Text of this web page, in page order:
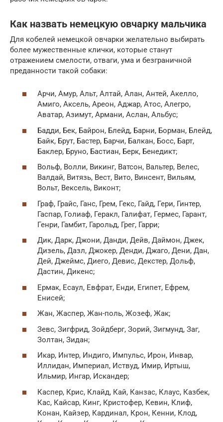
Как назвать немецкую овчарку мальчика
Для кобелей немецкой овчарки желательно выбирать
более мужественные клички, которые станут
отражением смелости, отваги, ума и безграничной
преданности такой собаки:
Арчи, Амур, Альт, Алтай, Алан, Антей, Акелло,
Амиго, Аксель, Ареон, Аджар, Атос, Алегро,
Аватар, Азимут, Армани, Аслан, Альбус;
Бадди, Бек, Байрон, Блейд, Барни, Борман, Блейд,
Байк, Брут, Бастер, Барчи, Балкан, Босс, Барт,
Баклер, Бруно, Бастиан, Берк, Бенедикт;
Вольф, Волли, Викинг, Ватсон, Вальтер, Велес,
Валдай, Витязь, Вест, Вито, Винсент, Вильям,
Вольт, Вексель, Виконт;
Граф, Грайс, Ганс, Грем, Гекс, Гайд, Гери, Гинтер,
Гаспар, Голиаф, Геракл, Галифат, Гермес, Гарант,
Генри, Гамбит, Гарольд, Грег, Гарри;
Дик, Дарк, Джони, Данди, Дейв, Даймон, Джек,
Дизель, Дазл, Джокер, Денди, Джаго, Дени, Дан,
Дей, Джеймс, Диего, Девис, Декстер, Дольф,
Дастин, Дикенс;
Ермак, Есаул, Евфрат, Енди, Египет, Ефрем,
Енисей;
Жан, Жаспер, Жан-поль, Жозеф, Жак;
Зевс, Зигфрид, Зойдберг, Зорий, Зигмунд, Заг,
Золтан, Зидан;
Икар, Интер, Индиго, Импульс, Ирон, Инвар,
Иллидан, Империал, Иствуд, Имир, Иртыш,
Ильмир, Ингар, Искандер;
Каспер, Крис, Клайд, Кай, Канзас, Клаус, Казбек,
Кас, Кайсар, Кинг, Кристофер, Кевин, Клиф,
Конан, Кайзер, Кардинал, Крон, Кенни, Клод,